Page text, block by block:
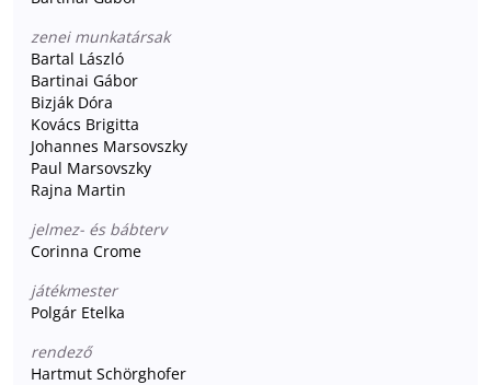
zenei munkatársak
Bartal László
Bartinai Gábor
Bizják Dóra
Kovács Brigitta
Johannes Marsovszky
Paul Marsovszky
Rajna Martin
jelmez- és bábterv
Corinna Crome
játékmester
Polgár Etelka
rendező
Hartmut Schörghofer